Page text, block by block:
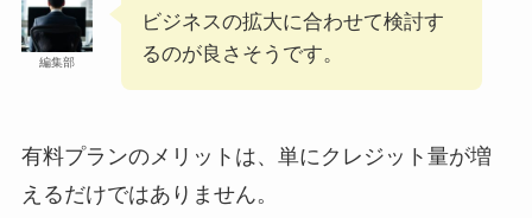
編集部
ビジネスの拡大に合わせて検討す
るのが良さそうです。
有料プランのメリットは、単にクレジット量が増
えるだけではありません。